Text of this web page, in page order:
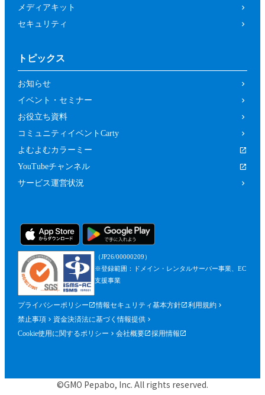
メディアキット
セキュリティ
トピックス
お知らせ
イベント・セミナー
お役立ち資料
コミュニティイベントCarty
よむよむカラーミー
YouTubeチャンネル
サービス運営状況
（JP26/00000209）
※登録範囲：ドメイン・レンタルサーバー事業、EC
支援事業
プライバシーポリシー 情報セキュリティ基本方針
利用規約
禁止事項
資金決済法に基づく情報提供
Cookie使用に関するポリシー
会社概要 採用情報
©GMO Pepabo, Inc. All rights reserved.